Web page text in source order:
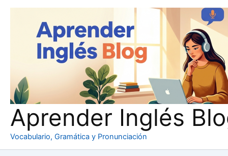
Aprender Inglés
Vocabulario, Gramática y Pronunciación